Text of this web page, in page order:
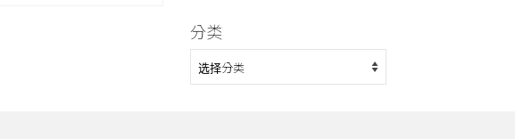
分类
类